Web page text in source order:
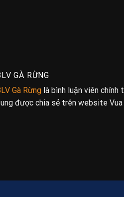
GÀ RỪNG
Gà Rừng là bình luận viên chính
được chia sẻ trên website Vua